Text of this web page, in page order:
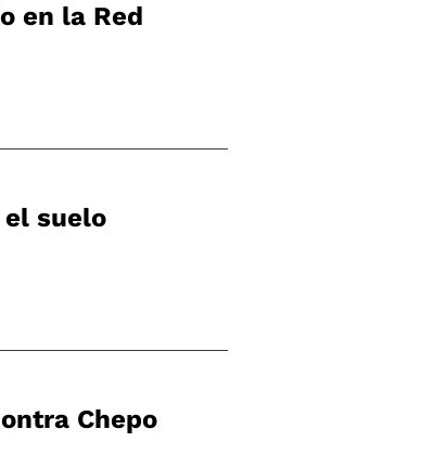
en la Red
suelo
Chepo